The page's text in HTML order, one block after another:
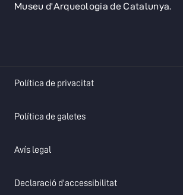
Museu d'Arqueologia de Catalunya.
Política de privacitatopens in a new tab
Política de galetesopens in a new tab
Avís legal
Declaració d'accessibilitatopens in a new tab